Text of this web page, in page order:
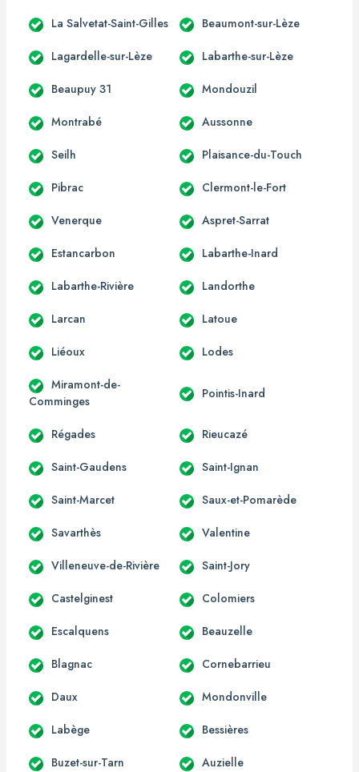
La Salvetat-Saint-Gilles Beaumont-sur-Lèze
Lagardelle-sur-Lèze Labarthe-sur-Lèze
Beaupuy 31 Mondouzil
Montrabé Aussonne
Seilh Plaisance-du-Touch
Pibrac Clermont-le-Fort
Venerque Aspret-Sarrat
Estancarbon Labarthe-Inard
Labarthe-Rivière Landorthe
Larcan Latoue
Liéoux Lodes
Miramont-de-
Comminges
Pointis-Inard
Régades Rieucazé
Saint-Gaudens Saint-Ignan
Saint-Marcet Saux-et-Pomarède
Savarthès Valentine
Villeneuve-de-Rivière Saint-Jory
Castelginest Colomiers
Escalquens Beauzelle
Blagnac Cornebarrieu
Daux Mondonville
Labège Bessières
Buzet-sur-Tarn Auzielle